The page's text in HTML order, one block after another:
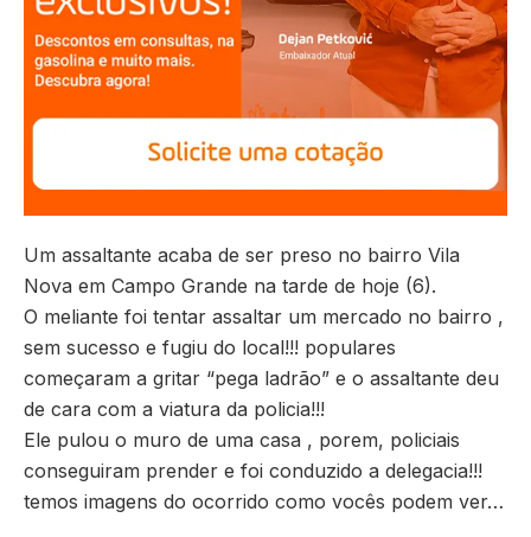
Um assaltante acaba de ser preso no bairro Vila
Nova em Campo Grande na tarde de hoje (6).
O meliante foi tentar assaltar um mercado no bairro ,
sem sucesso e fugiu do local!!! populares
começaram a gritar “pega ladrão” e o assaltante deu
de cara com a viatura da policia!!!
Ele pulou o muro de uma casa , porem, policiais
conseguiram prender e foi conduzido a delegacia!!!
temos imagens do ocorrido como vocês podem ver…